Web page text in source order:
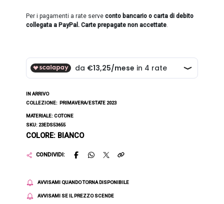
Per i pagamenti a rate serveconto bancario o carta di debito
collegata a PayPal. Carte prepagate non accettate.
IN ARRIVO
COLLEZIONE: PRIMAVERA/ESTATE 2023
MATERIALE: COTONE
SKU: 23EDS53655
COLORE: BIANCO
CONDIVIDI:
AVVISAMI QUANDO TORNA DISPONIBILE
AVVISAMI SE IL PREZZO SCENDE